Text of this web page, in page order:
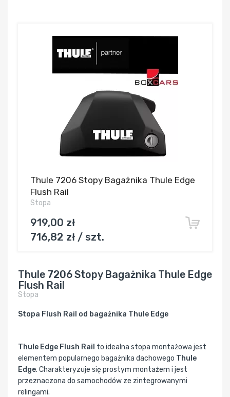
Thule 7206 Stopy Bagażnika Thule Edge
Flush Rail
Stopa
919,00 zł
716,82 zł / szt.
Thule 7206 Stopy Bagażnika Thule Edge
Flush Rail
Stopa
Stopa Flush Rail od bagażnika Thule Edge
Thule Edge Flush Rail to idealna stopa montażowa jest
elementem popularnego bagażnika dachowego Thule
Edge. Charakteryzuje się prostym montażem i jest
przeznaczona do samochodów ze zintegrowanymi
relingami.